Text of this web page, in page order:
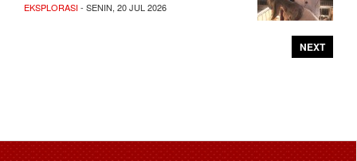
EKSPLORASI- SENIN, 20 JUL 2026
NEXT